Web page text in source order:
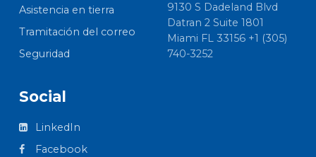
Asistencia en tierra
Tramitación del correo
Seguridad
9130 S Dadeland Blvd
Datran 2 Suite 1801
Miami FL 33156 +1 (305)
740-3252
Social
LinkedIn
Facebook